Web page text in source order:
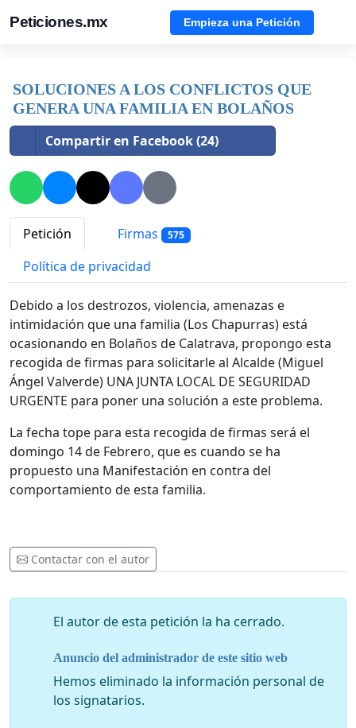
Peticiones.mx Empieza una Petición
SOLUCIONES A LOS CONFLICTOS QUE
GENERA UNA FAMILIA EN BOLAÑOS
Compartir en Facebook (24)
Petición Firmas 575
Política de privacidad
Debido a los destrozos, violencia, amenazas e
intimidación que una familia (Los Chapurras) está
ocasionando en Bolaños de Calatrava, propongo esta
recogida de firmas para solicitarle al Alcalde (Miguel
Ángel Valverde) UNA JUNTA LOCAL DE SEGURIDAD
URGENTE para poner una solución a este problema.
La fecha tope para esta recogida de firmas será el
domingo 14 de Febrero, que es cuando se ha
propuesto una Manifestación en contra del
comportamiento de esta familia.
Contactar con el autor
El autor de esta petición la ha cerrado.
Anuncio del administrador de este sitio web
Hemos eliminado la información personal de
los signatarios.